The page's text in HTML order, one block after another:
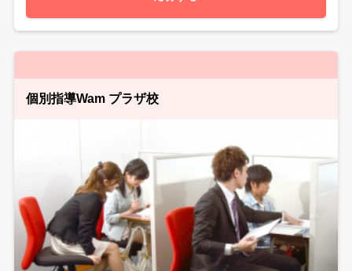
個別指導Wam プラザ校